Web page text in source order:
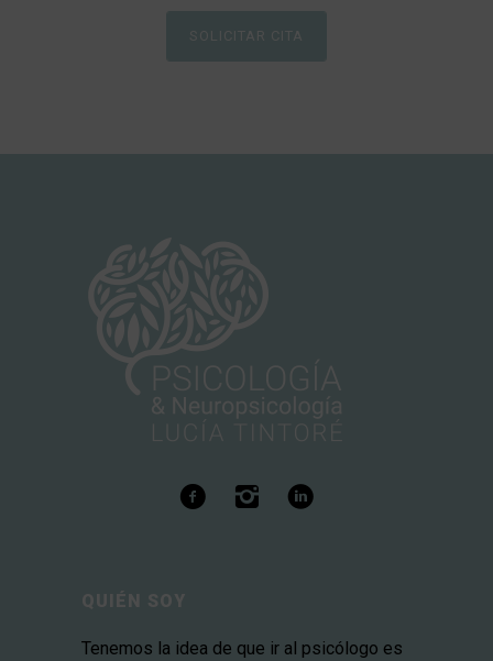
SOLICITAR CITA
QUIÉN SOY
Tenemos la idea de que ir al psicólogo es